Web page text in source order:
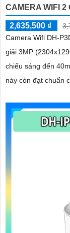
CAMERA WIFI 2
2,635,500 ₫
Camera Wifi DH-
giải 3MP
chiếu sáng đến 40m với 4
này còn đạt chuẩn